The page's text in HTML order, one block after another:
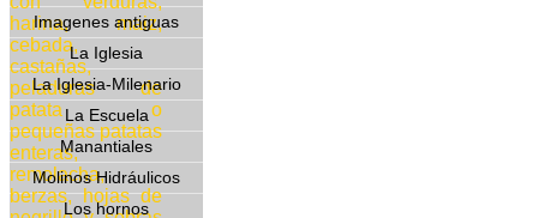
harina, maiz,
cebada,
castañas,
peladuras de
patata o
pequeñas patatas
enteras,
remolacha,
berzas, hojas de
Imagenes antiguas
La Iglesia
La Iglesia-Milenario
La Escuela
Manantiales
Molinos Hidráulicos
Los hornos